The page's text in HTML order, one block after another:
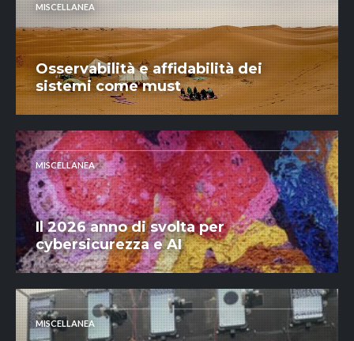
MISCELLANEA
Osservabilità e affidabilità dei
sistemi come must
MISCELLANEA
Il 2026 anno di svolta per
cybersicurezza e AI
MISCELLANEA